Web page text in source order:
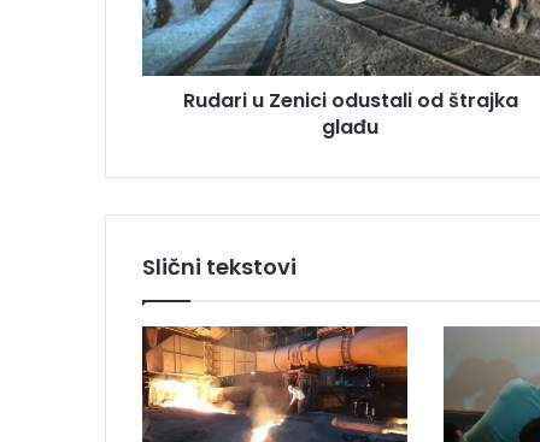
e
s
u
u
Z
e
i
s
t
a
l
i
o
d
Rudari u Zenici odustali od štrajka
glađu
Slični tekstovi